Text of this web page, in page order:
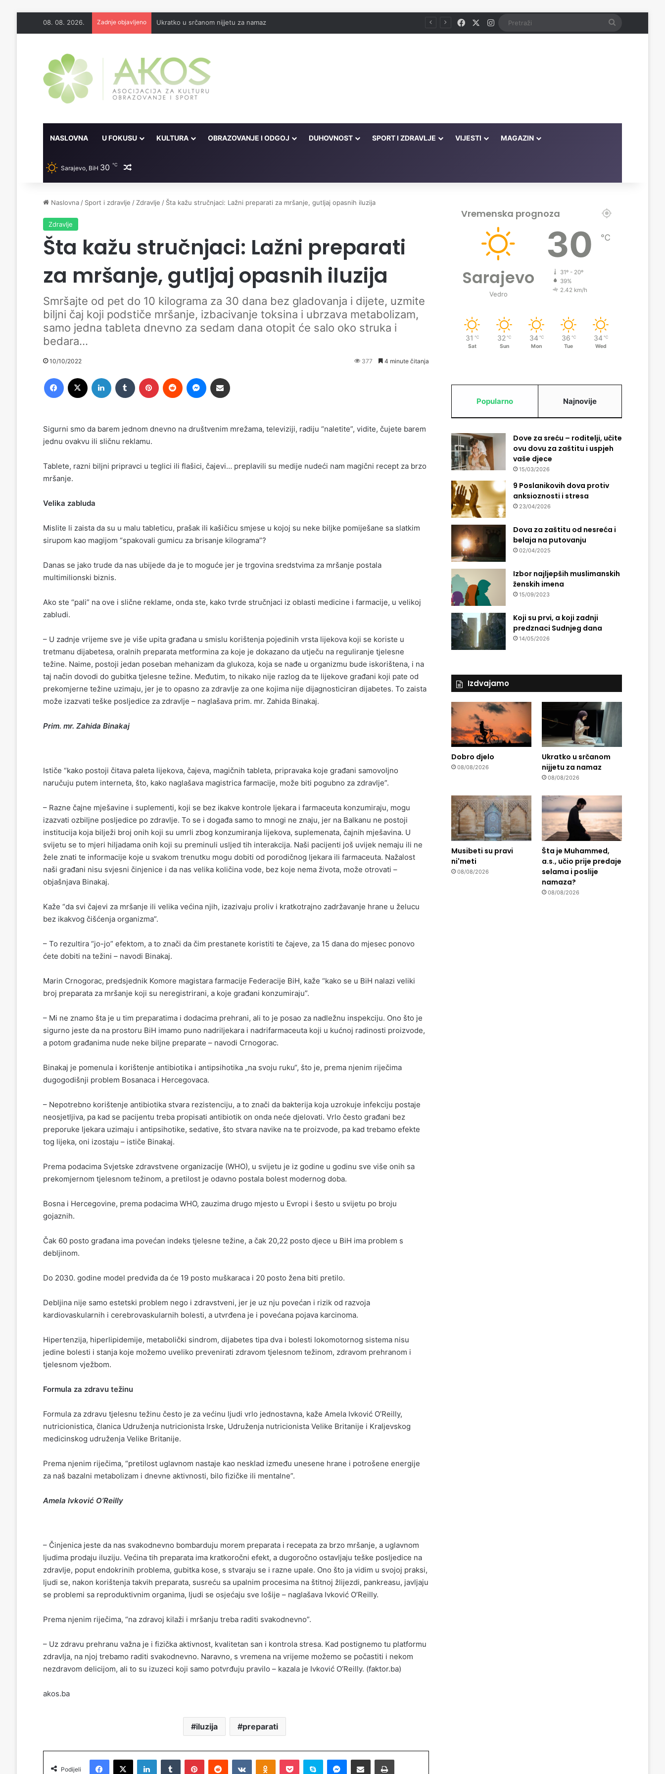
08. 08. 2026. Zadnje objavljeno Ukratko u srčanom nijjetu za namaz FacebookInstagram Pretraži
NASLOVNA U FOKUSU KULTURA OBRAZOVANJE I ODGOJ DUHOVNOST SPORT I ZDRAVLJE VIJESTI MAGAZIN
Sarajevo, BiH 30 ℃ Random članak
Naslovna / Sport i zdravlje / Zdravlje / Šta kažu stručnjaci: Lažni preparati za mršanje, gutljaj opasnih iluzija
Zdravlje
Šta kažu stručnjaci: Lažni preparati
za mršanje, gutljaj opasnih iluzija
Smršajte od pet do 10 kilograma za 30 dana bez gladovanja i dijete, uzmite
biljni čaj koji podstiče mršanje, izbacivanje toksina i ubrzava metabolizam,
samo jedna tableta dnevno za sedam dana otopit će salo oko struka i
bedara...
10/10/2022 377 4 minute čitanja
Sigurni smo da barem jednom dnevno na društvenim mrežama, televiziji, radiju “naletite”, vidite, čujete barem
jednu ovakvu ili sličnu reklamu.
Tablete, razni biljni pripravci u teglici ili flašici, čajevi… preplavili su medije nudeći nam magični recept za brzo
mršanje.
Velika zabluda
Mislite li zaista da su u malu tableticu, prašak ili kašičicu smjese u kojoj su neke biljke pomiješane sa slatkim
sirupom kao magijom “spakovali gumicu za brisanje kilograma”?
Danas se jako trude da nas ubijede da je to moguće jer je trgovina sredstvima za mršanje postala
multimilionski biznis.
Ako ste “pali” na ove i slične reklame, onda ste, kako tvrde stručnjaci iz oblasti medicine i farmacije, u velikoj
zabludi.
– U zadnje vrijeme sve je više upita građana u smislu korištenja pojedinih vrsta lijekova koji se koriste u
tretmanu dijabetesa, oralnih preparata metformina za koje je dokazano da utječu na reguliranje tjelesne
težine. Naime, postoji jedan poseban mehanizam da glukoza, koja se nađe u organizmu bude iskorištena, i na
taj način dovodi do gubitka tjelesne težine. Međutim, to nikako nije razlog da te lijekove građani koji pate od
prekomjerne težine uzimaju, jer je to opasno za zdravlje za one kojima nije dijagnosticiran dijabetes. To zaista
može izazvati teške posljedice za zdravlje – naglašava prim. mr. Zahida Binakaj.
Prim. mr. Zahida Binakaj
Ističe “kako postoji čitava paleta lijekova, čajeva, magičnih tableta, pripravaka koje građani samovoljno
naručuju putem interneta, što, kako naglašava magistrica farmacije, može biti pogubno za zdravlje”.
– Razne čajne mješavine i suplementi, koji se bez ikakve kontrole ljekara i farmaceuta konzumiraju, mogu
izazvati ozbiljne posljedice po zdravlje. To se i događa samo to mnogi ne znaju, jer na Balkanu ne postoji
institucija koja bilježi broj onih koji su umrli zbog konzumiranja lijekova, suplemenata, čajnih mješavina. U
svijetu se to mjeri hiljadama onih koji su preminuli usljed tih interakcija. Naši pacijenti još uvijek nemaju ili ne
žele znati te informacije koje u svakom trenutku mogu dobiti od porodičnog ljekara ili farmaceuta. Nažalost
naši građani nisu svjesni činjenice i da nas velika količina vode, bez koje nema života, može otrovati –
objašnjava Binakaj.
Kaže “da svi čajevi za mršanje ili velika većina njih, izazivaju proliv i kratkotrajno zadržavanje hrane u želucu
bez ikakvog čišćenja organizma”.
– To rezultira “jo-jo” efektom, a to znači da čim prestanete koristiti te čajeve, za 15 dana do mjesec ponovo
ćete dobiti na težini – navodi Binakaj.
Marin Crnogorac, predsjednik Komore magistara farmacije Federacije BiH, kaže “kako se u BiH nalazi veliki
broj preparata za mršanje koji su neregistrirani, a koje građani konzumiraju”.
– Mi ne znamo šta je u tim preparatima i dodacima prehrani, ali to je posao za nadležnu inspekciju. Ono što je
sigurno jeste da na prostoru BiH imamo puno nadriljekara i nadrifarmaceuta koji u kućnoj radinosti proizvode,
a potom građanima nude neke biljne preparate – navodi Crnogorac.
Binakaj je pomenula i korištenje antibiotika i antipsihotika „na svoju ruku“, što je, prema njenim riječima
dugogodišnji problem Bosanaca i Hercegovaca.
– Nepotrebno korištenje antibiotika stvara rezistenciju, a to znači da bakterija koja uzrokuje infekciju postaje
neosjetljiva, pa kad se pacijentu treba propisati antibiotik on onda neće djelovati. Vrlo često građani bez
preporuke ljekara uzimaju i antipsihotike, sedative, što stvara navike na te proizvode, pa kad trebamo efekte
tog lijeka, oni izostaju – ističe Binakaj.
Prema podacima Svjetske zdravstvene organizacije (WHO), u svijetu je iz godine u godinu sve više onih sa
prekomjernom tjelesnom težinom, a pretilost je odavno postala bolest modernog doba.
Bosna i Hercegovine, prema podacima WHO, zauzima drugo mjesto u Evropi i šesto u svijetu po broju
gojaznih.
Čak 60 posto građana ima povećan indeks tjelesne težine, a čak 20,22 posto djece u BiH ima problem s
debljinom.
Do 2030. godine model predviđa da će 19 posto muškaraca i 20 posto žena biti pretilo.
Debljina nije samo estetski problem nego i zdravstveni, jer je uz nju povećan i rizik od razvoja
kardiovaskularnih i cerebrovaskularnih bolesti, a utvrđena je i povećana pojava karcinoma.
Hipertenzija, hiperlipidemije, metabolički sindrom, dijabetes tipa dva i bolesti lokomotornog sistema nisu
jedine bolesti i stanja koje možemo uveliko prevenirati zdravom tjelesnom težinom, zdravom prehranom i
tjelesnom vježbom.
Formula za zdravu težinu
Formula za zdravu tjelesnu težinu često je za većinu ljudi vrlo jednostavna, kaže Amela Ivković O’Reilly,
nutricionistica, članica Udruženja nutricionista Irske, Udruženja nutricionista Velike Britanije i Kraljevskog
medicinskog udruženja Velike Britanije.
Prema njenim riječima, “pretilost uglavnom nastaje kao nesklad između unesene hrane i potrošene energije
za naš bazalni metabolizam i dnevne aktivnosti, bilo fizičke ili mentalne”.
Amela Ivković O’Reilly
– Činjenica jeste da nas svakodnevno bombarduju morem preparata i recepata za brzo mršanje, a uglavnom
ljudima prodaju iluziju. Većina tih preparata ima kratkoročni efekt, a dugoročno ostavljaju teške posljedice na
zdravlje, poput endokrinih problema, gubitka kose, s stvaraju se i razne upale. Ono što ja vidim u svojoj praksi,
ljudi se, nakon korištenja takvih preparata, susreću sa upalnim procesima na štitnoj žlijezdi, pankreasu, javljaju
se problemi sa reproduktivnim organima, ljudi se osjećaju sve lošije – naglašava Ivković O’Reilly.
Prema njenim riječima, “na zdravoj kilaži i mršanju treba raditi svakodnevno”.
– Uz zdravu prehranu važna je i fizička aktivnost, kvalitetan san i kontrola stresa. Kad postignemo tu platformu
zdravlja, na njoj trebamo raditi svakodnevno. Naravno, s vremena na vrijeme možemo se počastiti i nekom
nezdravom delicijom, ali to su izuzeci koji samo potvrđuju pravilo – kazala je Ivković O’Reilly. (faktor.ba)
akos.ba
iluzija preparati
Podijeli
Facebook X LinkedIn Tumblr Pinterest Reddit VKontakte Odnoklassniki Pocket Skype Messenger Podijeli putem Emaila Printaj
Vremenska prognoza
Sarajevo
Vedro
30 ℃
31º - 20º
39%
2.42 km/h
31 ℃
Sat
32 ℃
Sun
34 ℃
Mon
36 ℃
Tue
34 ℃
Wed
Popularno Najnovije
Dove za sreću – roditelji, učite
ovu dovu za zaštitu i uspjeh
vaše djece
15/03/2026
9 Poslanikovih dova protiv
anksioznosti i stresa
23/04/2026
Dova za zaštitu od nesreća i
belaja na putovanju
02/04/2025
Izbor najljepših muslimanskih
ženskih imena
15/09/2023
Koji su prvi, a koji zadnji
predznaci Sudnjeg dana
14/05/2026
Izdvajamo
Dobro djelo
08/08/2026
Ukratko u srčanom
nijjetu za namaz
08/08/2026
Musibeti su pravi
ni'meti
08/08/2026
Šta je Muhammed,
a.s., učio prije predaje
selama i poslije
namaza?
08/08/2026